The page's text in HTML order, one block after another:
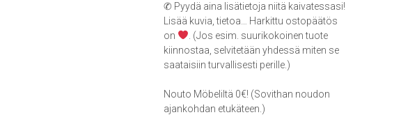
✆ Pyydä aina lisätietoja niitä kaivatessasi!
Lisää kuvia, tietoa… Harkittu ostopäätös
on
. (Jos esim. suurikokoinen tuote
kiinnostaa, selvitetään yhdessä miten se
saataisiin turvallisesti perille.)
Nouto Möbeliltä 0€! (Sovithan noudon
ajankohdan etukäteen.)